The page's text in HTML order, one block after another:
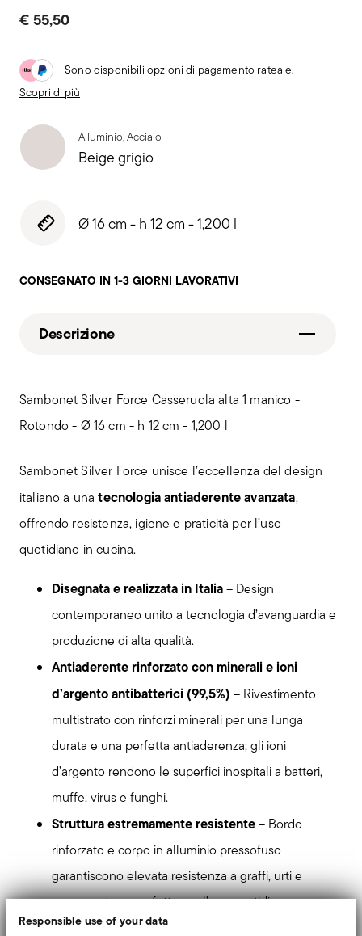
Responsible use of your data
€ 55,50
Sono disponibili opzioni di pagamento rateale.
Scopri di più
Alluminio, Acciaio
Beige grigio
Ø 16 cm - h 12 cm - 1,200 l
CONSEGNATO IN 1-3 GIORNI LAVORATIVI
Descrizione
Sambonet Silver Force Casseruola alta 1 manico -
Rotondo - Ø 16 cm - h 12 cm - 1,200 l
Sambonet Silver Force unisce l’eccellenza del design
italiano a unatecnologia antiaderente avanzata,
offrendo resistenza, igiene e praticità per l’uso
quotidiano in cucina.
Disegnata e realizzata in Italia– Design
contemporaneo unito a tecnologia d’avanguardia e
produzione di alta qualità.
Antiaderente rinforzato con minerali e ioni
d’argento antibatterici (99,5%) – Rivestimento
multistrato con rinforzi minerali per una lunga
durata e una perfetta antiaderenza; gli ioni
d’argento rendono le superfici inospitali a batteri,
muffe, virus e funghi.
Struttura estremamente resistente– Bordo
rinforzato e corpo in alluminio pressofuso
garantiscono elevata resistenza a graffi, urti e
ammaccature, perfetta per l’uso quotidiano
intensivo.